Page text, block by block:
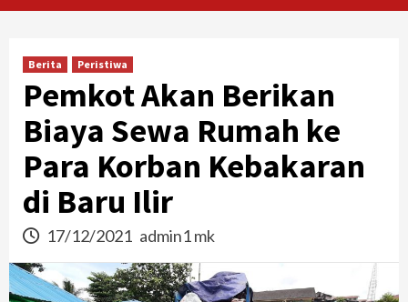
Berita Peristiwa
Pemkot Akan Berikan
Biaya Sewa Rumah ke
Para Korban Kebakaran
di Baru Ilir
17/12/2021 admin1 mk